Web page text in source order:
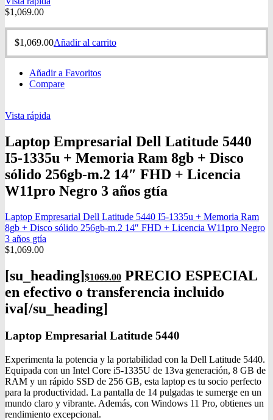
$1,069.00
$1,069.00Añadir al carrito
Añadir a Favoritos
Compare
Vista rápida
Laptop Empresarial Dell Latitude 5440
I5-1335u + Memoria Ram 8gb + Disco
sólido 256gb-m.2 14″ FHD + Licencia
W11pro Negro 3 años gtía
Laptop Empresarial Dell Latitude 5440 I5-1335u + Memoria Ram
8gb + Disco sólido 256gb-m.2 14″ FHD + Licencia W11pro Negro
3 años gtía
$1,069.00
[su_heading]$1069.00 PRECIO ESPECIAL
en efectivo o transferencia incluido
iva[/su_heading]
Laptop Empresarial Latitude 5440
Experimenta la potencia y la portabilidad con la Dell Latitude 5440.
Equipada con un Intel Core i5-1335U de 13va generación, 8 GB de
RAM y un rápido SSD de 256 GB, esta laptop es tu socio perfecto
para la productividad. La pantalla de 14 pulgadas te sumerge en un
mundo claro y vibrante. Además, con Windows 11 Pro, obtienes un
rendimiento excepcional.